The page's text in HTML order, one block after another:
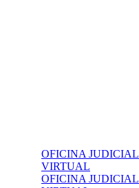
OFICINA JUDICIAL
VIRTUAL
OFICINA JUDICIAL